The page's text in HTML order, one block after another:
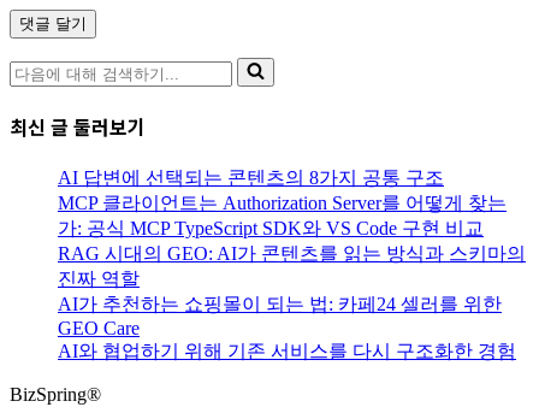
다
음
에
대
최신 글 둘러보기
AI 답변에 선택되는 콘텐츠의 8가지 공통 구조
MCP 클라이언트는 Authorization Server를 어떻게 찾는
가: 공식 MCP TypeScript SDK와 VS Code 구현 비교
RAG 시대의 GEO: AI가 콘텐츠를 읽는 방식과 스키마의
진짜 역할
AI가 추천하는 쇼핑몰이 되는 법: 카페24 셀러를 위한
GEO Care
AI와 협업하기 위해 기존 서비스를 다시 구조화한 경험
BizSpring®